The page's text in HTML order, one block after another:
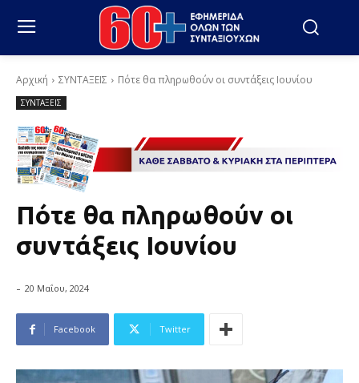
Αρχική ΣΥΝΤΑΞΕΙΣ Πότε θα πληρωθούν οι συντάξεις Ιουνίου
ΣΥΝΤΑΞΕΙΣ
Πότε θα πληρωθούν οι
συντάξεις Ιουνίου
- 20 Μαΐου, 2024
Facebook Twitter